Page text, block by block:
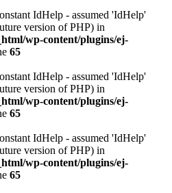
IdHelp - assumed 'IdHelp'
version of PHP) in
wp-content/plugins/ej-
65
IdHelp - assumed 'IdHelp'
version of PHP) in
wp-content/plugins/ej-
65
IdHelp - assumed 'IdHelp'
version of PHP) in
wp-content/plugins/ej-
65